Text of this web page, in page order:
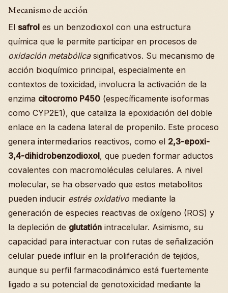
Mecanismo de acción
El safrol es un benzodioxol con una estructura
química que le permite participar en procesos de
oxidación metabólicasignificativos. Su mecanismo de
acción bioquímico principal, especialmente en
contextos de toxicidad, involucra la activación de la
enzima citocromo P450 (específicamente isoformas
como CYP2E1), que cataliza la epoxidación del doble
enlace en la cadena lateral de propenilo. Este proceso
genera intermediarios reactivos, como el 2,3-epoxi-
3,4-dihidrobenzodioxol, que pueden formar aductos
covalentes con macromoléculas celulares. A nivel
molecular, se ha observado que estos metabolitos
pueden inducir estrés oxidativo mediante la
generación de especies reactivas de oxígeno (ROS) y
la depleción de glutatión intracelular. Asimismo, su
capacidad para interactuar con rutas de señalización
celular puede influir en la proliferación de tejidos,
aunque su perfil farmacodinámico está fuertemente
ligado a su potencial de genotoxicidad mediante la